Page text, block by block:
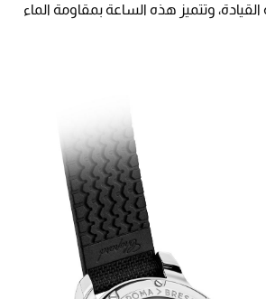
وتتميز هذه الساعة بمقاومة الماء